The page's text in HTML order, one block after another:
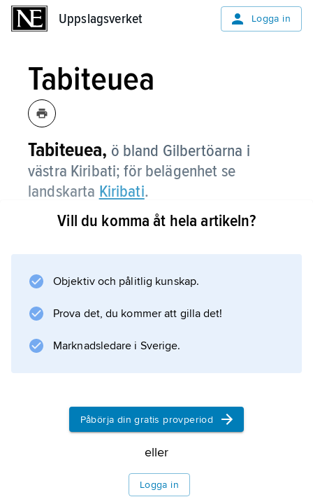
Uppslagsverket Logga in
Tabiteuea
Tabiteuea, ö bland Gilbertöarna i
västra Kiribati; för belägenhet se
landskarta Kiribati.
Information om artikeln
Vill du komma åt hela artikeln?
Objektiv och pålitlig kunskap.
Prova det, du kommer att gilla det!
Marknadsledare i Sverige.
Påbörja din gratis provperiod
eller
Logga in